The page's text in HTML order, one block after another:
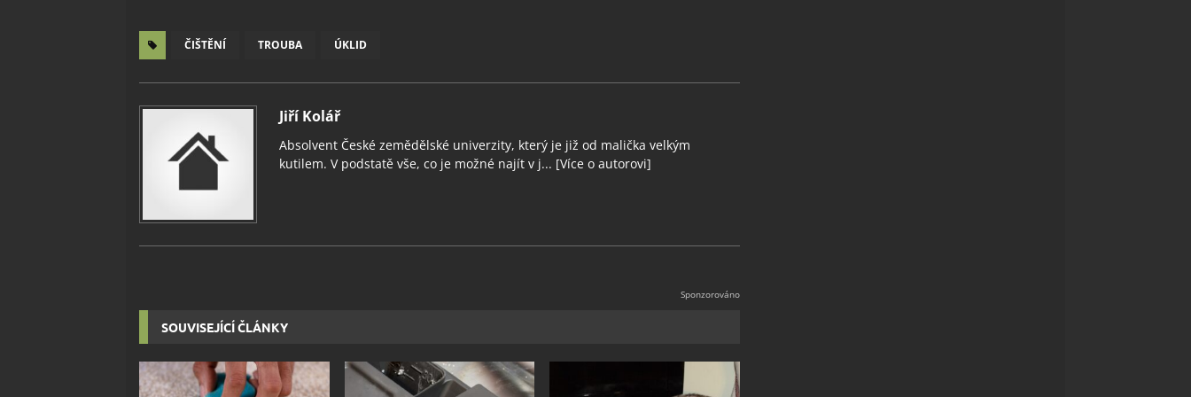
ČIŠTĚNÍ TROUBA ÚKLID
Jiří Kolář
Absolvent České zemědělské univerzity, který je již od malička velkým
kutilem. V podstatě vše, co je možné najít v j... [Více o autorovi]
SOUVISEJÍCÍ ČLÁNKY